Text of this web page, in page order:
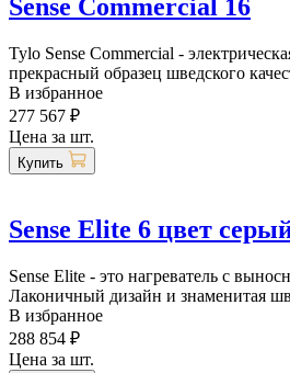
Sense Commercial 16
Tylo Sense Commercial -
прекрасный образец шведского
В избранное
277 567 ₽
Цена за шт.
Купить
Sense Elite 6 цвет
Sense Elite - это нагреватель с
Лаконичный дизайн и знаменитая
В избранное
288 854 ₽
Цена за шт.